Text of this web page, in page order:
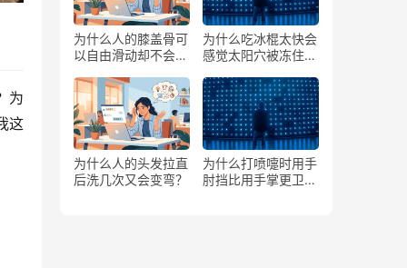
为
这
为什么人的膝盖骨可
以自由滑动却不会掉
为什么吃冰棍太快会
感觉太阳穴被冻住了
为什么人的头发拉直
后洗几次又会变弯？
为什么打喷嚏时用手
肘挡比用手掌更卫